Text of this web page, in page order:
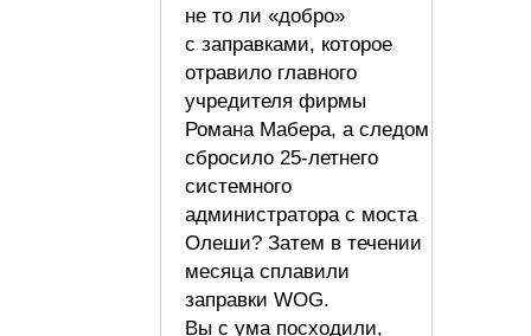
не то ли «добро»
с заправками, которое
отравило главного
учредителя фирмы
Романа Мабера, а следом
сбросило 25-летнего
системного
администратора с моста
Олеши? Затем в течении
месяца сплавили
заправки WOG.
Вы с ума посходили,